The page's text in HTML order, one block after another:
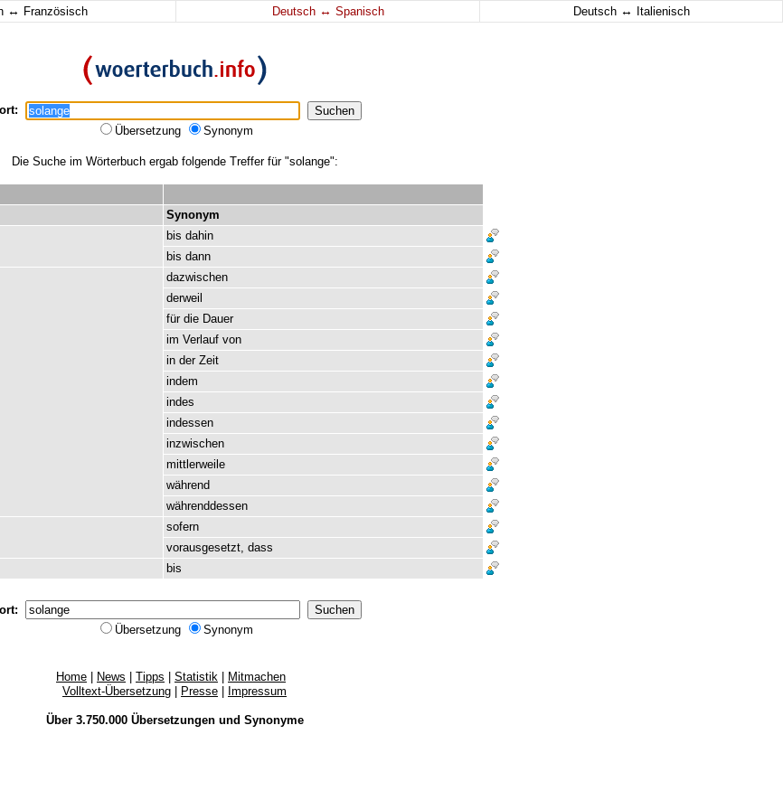
↔ Französisch Deutsch ↔ Spanisch Deutsch ↔ Italienisch
Übersetzung
Synonym
Die Suche im Wörterbuch ergab folgende Treffer für "solange":
Synonym
bis dahin
bis dann
dazwischen
derweil
für die Dauer
im Verlauf von
in der Zeit
indem
indes
indessen
inzwischen
mittlerweile
während
währenddessen
sofern
vorausgesetzt, dass
bis
Übersetzung
Synonym
Home News Tipps Statistik
Mitmachen
Volltext-Übersetzung
Presse Impressum
Über 3.750.000 Übersetzungenund Synonyme